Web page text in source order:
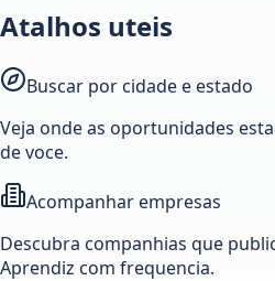
Atalhos uteis
Buscar por cidade e estado
Veja onde as oportunidades
de voce.
Acompanhar empresas
Descubra companhias que
Aprendiz com frequencia.